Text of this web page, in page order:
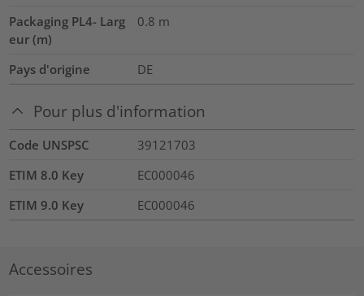
Packaging PL4- Larg
eur (m)
0.8 m
Pays d'origine DE
Pour plus d'information
Code UNSPSC
39121703
ETIM 8.0 Key
EC000046
ETIM 9.0 Key
EC000046
Accessoires